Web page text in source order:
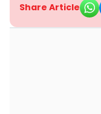
Share Article